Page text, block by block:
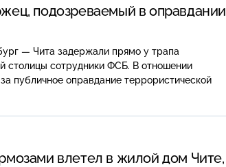
подозреваемый в оправдании
— Чита задержали прямо у трапа
столицы сотрудники ФСБ. В отношении
публичное оправдание террористической
влетел в жилой дом Чите,